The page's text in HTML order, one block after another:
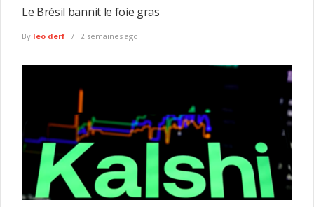
Le Brésil bannit le foie gras
By leo derf 2 semaines ago